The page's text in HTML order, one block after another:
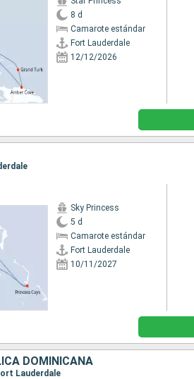
8 d
Camarote estándar
Fort Lauderdale
12/12/2026
Sky Princess
5 d
Camarote estándar
Fort Lauderdale
10/11/2027
DOMINICANA
Lauderdale